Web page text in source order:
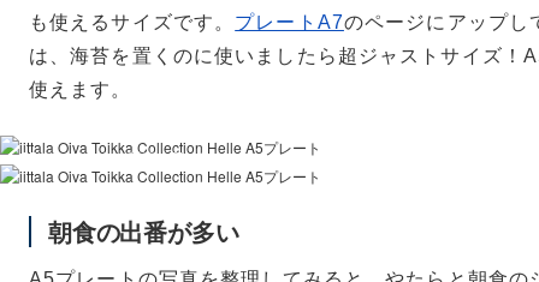
も使えるサイズです。 プレートA7のページにアップし
は、海苔を置くのに使いましたら超ジャストサイズ！
使えます。
A5 アメジスト（販売終了）
朝食の出番が多い